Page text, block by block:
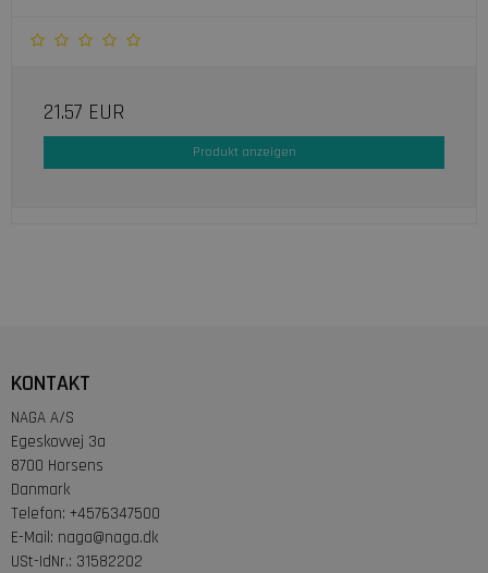
21.57 EUR
Produkt anzeigen
KONTAKT
NAGA A/S
Egeskovvej 3a
8700 Horsens
Danmark
Telefon: +4576347500
E-Mail: naga@naga.dk
USt-IdNr.: 31582202